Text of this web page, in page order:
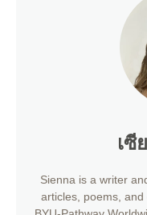
เซี
Sienna is a writer
articles, poems,